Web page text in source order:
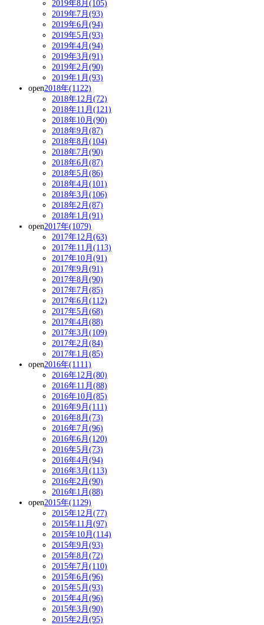
2019年8月(105)
2019年7月(93)
2019年6月(94)
2019年5月(93)
2019年4月(94)
2019年3月(91)
2019年2月(90)
2019年1月(93)
open2018年(1122)
2018年12月(72)
2018年11月(121)
2018年10月(90)
2018年9月(87)
2018年8月(104)
2018年7月(90)
2018年6月(87)
2018年5月(86)
2018年4月(101)
2018年3月(106)
2018年2月(87)
2018年1月(91)
open2017年(1079)
2017年12月(63)
2017年11月(113)
2017年10月(91)
2017年9月(91)
2017年8月(90)
2017年7月(85)
2017年6月(112)
2017年5月(68)
2017年4月(88)
2017年3月(109)
2017年2月(84)
2017年1月(85)
open2016年(1111)
2016年12月(80)
2016年11月(88)
2016年10月(85)
2016年9月(111)
2016年8月(73)
2016年7月(96)
2016年6月(120)
2016年5月(73)
2016年4月(94)
2016年3月(113)
2016年2月(90)
2016年1月(88)
open2015年(1129)
2015年12月(77)
2015年11月(97)
2015年10月(114)
2015年9月(93)
2015年8月(72)
2015年7月(110)
2015年6月(96)
2015年5月(93)
2015年4月(96)
2015年3月(90)
2015年2月(95)